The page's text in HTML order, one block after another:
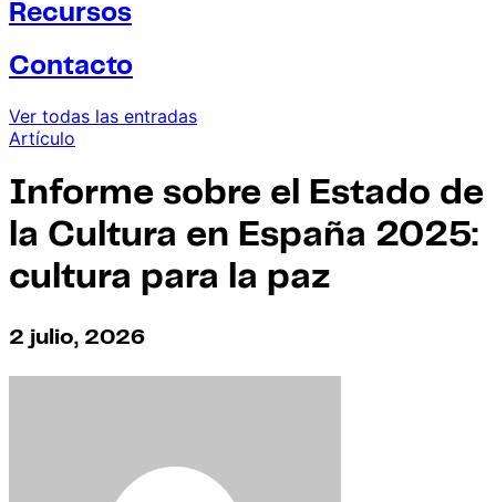
Recursos
Contacto
Ver todas las entradas
Artículo
Informe sobre el Estado de
la Cultura en España 2025:
cultura para la paz
2 julio, 2026